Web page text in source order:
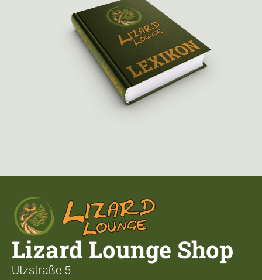
Lizard Lounge Shop
Utzstraße 5